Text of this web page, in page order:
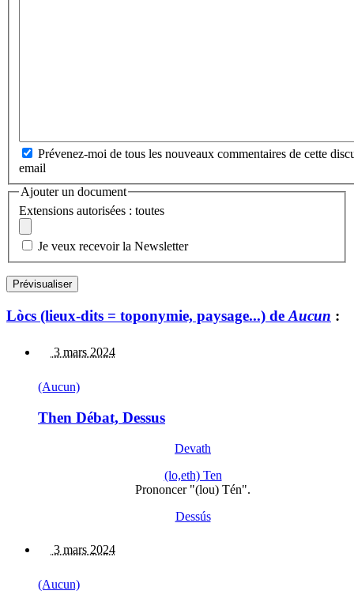
Prévenez-moi de tous les nouveaux commentaires de cette
email
Ajouter un document
Extensions autorisées : toutes
Je veux recevoir la Newsletter
Lòcs (lieux-dits = toponymie, paysage...) de Aucun :
3 mars 2024
(Aucun)
Then Débat, Dessus
Devath
(lo,eth) Ten
Prononcer "(lou) Tén".
Dessús
3 mars 2024
(Aucun)